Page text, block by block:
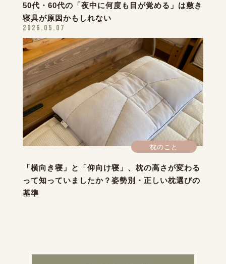
50代・60代の「夜中に何度も目が覚める」は敷き
寝具が原因かもしれない
2026.05.07
枕のこと
「横向き寝」と「仰向け寝」、枕の高さが変わる
って知っていましたか？姿勢別・正しい枕選びの
基準